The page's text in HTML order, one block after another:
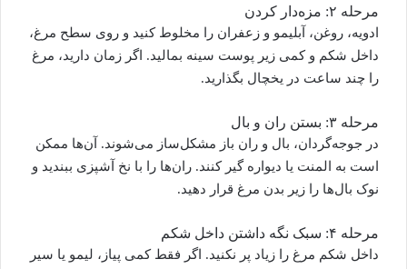
مرحله ۲: مزه‌دار کردن
ادویه، روغن، آبلیمو و زعفران را مخلوط کنید و روی سطح مرغ،
داخل شکم و کمی زیر پوست سینه بمالید. اگر زمان دارید، مرغ
را چند ساعت در یخچال بگذارید.
مرحله ۳: بستن ران و بال
در جوجه‌گردان، بال و ران باز مشکل‌ساز می‌شوند. آن‌ها ممکن
است به المنت یا دیواره گیر کنند. ران‌ها را با نخ آشپزی ببندید و
نوک بال‌ها را زیر بدن مرغ قرار دهید.
مرحله ۴: سبک نگه داشتن داخل شکم
داخل شکم مرغ را زیاد پر نکنید. اگر فقط کمی پیاز، لیمو یا سیر